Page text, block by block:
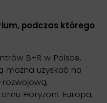
podczas którego
B+R w Polsce,
można uzyskać na
Horyzont Europa,